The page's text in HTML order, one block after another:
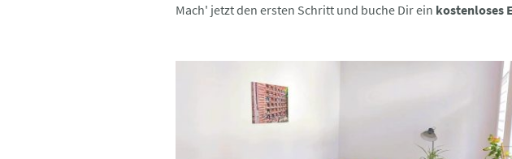
Mach' jetzt den ersten Schritt und buche Dir ein kostenloses